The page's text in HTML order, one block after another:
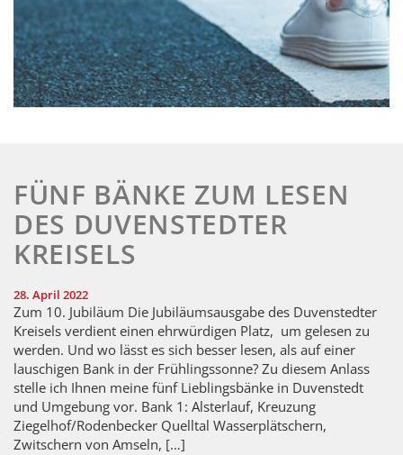
FÜNF BÄNKE ZUM LESEN
DES DUVENSTEDTER
KREISELS
28. April 2022
Zum 10. Jubiläum Die Jubiläumsausgabe des Duvenstedter
Kreisels verdient einen ehrwürdigen Platz, um gelesen zu
werden. Und wo lässt es sich besser lesen, als auf einer
lauschigen Bank in der Frühlingssonne? Zu diesem Anlass
stelle ich Ihnen meine fünf Lieblingsbänke in Duvenstedt
und Umgebung vor. Bank 1: Alsterlauf, Kreuzung
Ziegelhof/Rodenbecker Quelltal Wasserplätschern,
Zwitschern von Amseln, […]